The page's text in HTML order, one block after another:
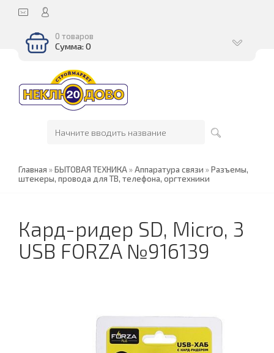
0 товаров
Сумма: 0
Главная »БЫТОВАЯ ТЕХНИКА»Аппаратура связи »Разъемы,
штекеры, провода для ТВ, телефона, оргтехники
Кард-ридер SD, Micro, 3
USB FORZA №916139